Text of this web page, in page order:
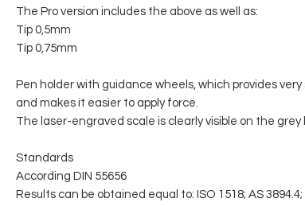
The Pro version includes the above as well as:
Tip 0,5mm
Tip 0,75mm
Pen holder with guidance wheels, which provides
and makes it easier to apply force.
The laser-engraved scale is clearly visible on the grey
Standards
According DIN 55656
Results can be obtained equal to: ISO 1518; AS 3894.4;